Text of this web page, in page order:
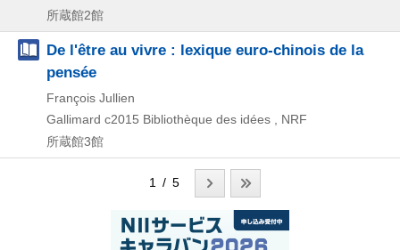
所蔵館2館
De l'être au vivre : lexique euro-chinois de la
pensée
François Jullien
Gallimard c2015 Bibliothèque des idées , NRF
所蔵館3館
1 / 5